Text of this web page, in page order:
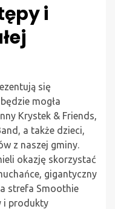
i
się
mogła
Krystek & Friends,
a także dzieci,
z naszej gminy.
okazję skorzystać
gigantyczny
strefa Smoothie
i produkty